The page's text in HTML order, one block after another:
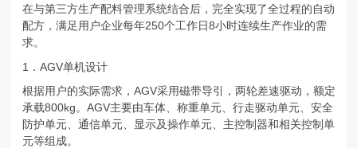
在与第三方生产配料管理系统结合后，完全实现了全过程的自动
配方，满足用户企业每年250个工作日8小时连续生产作业的需
求。
1．AGV单机设计
根据用户的实际需求，AGV采用磁带导引，两轮差速驱动，额定
承载800kg。AGV主要由车体、称重单元、行走驱动单元、安全
防护单元、通信单元、显示及操作单元、主控制器和相关控制单
元等组成。